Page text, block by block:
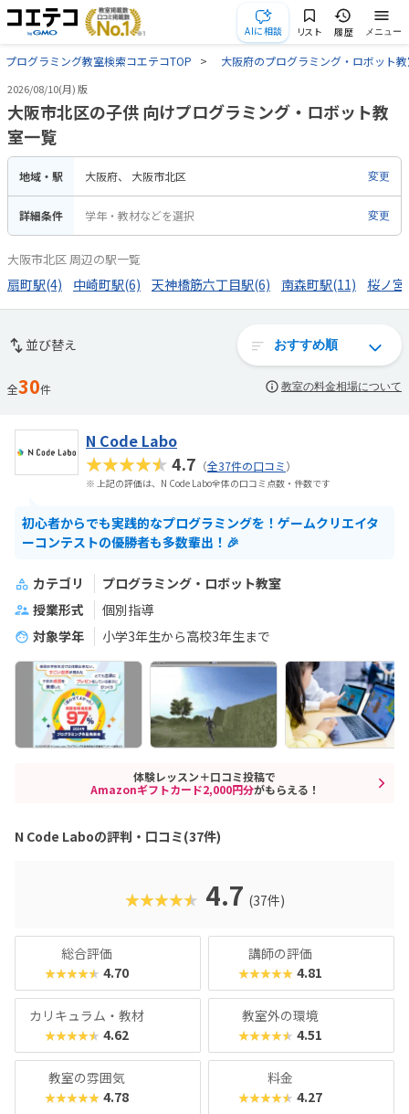
AIに相談 リスト 履歴 メニュー
プログラミング教室検索コエテコTOP 大阪府のプログラミング・ロボット
2026/08/10(月) 版
大阪市北区の子供 向けプログラミング・ロボット教
室一覧
地域・駅 大阪府 大阪市北区 変更
詳細条件 学年・教材などを選択 変更
大阪市北区 周辺の駅一覧
扇町駅(4) 中崎町駅(6) 天神橋筋六丁目駅(6) 南森町駅(11) 桜ノ
並び替え
全30件 教室の料金相場について
N Code Labo
★★★★★4.7 （全37件の口コミ）
※ 上記の評価は、N Code Labo全体の口コミ点数・件数です
初心者からでも実践的なプログラミングを！ゲームクリエイタ
ーコンテストの優勝者も多数輩出！🎉
カテゴリ
プログラミング・ロボット教室
授業形式
個別指導
対象学年
小学3年生から高校3年生まで
体験レッスン＋口コミ投稿で
Amazonギフトカード2,000円分がもらえる！
N Code Laboの評判・口コミ(37件)
★★★★★ 4.7 (37件)
総合評価
★★★★★ 4.70
講師の評価
★★★★★ 4.81
カリキュラム・教材
★★★★★ 4.62
教室外の環境
★★★★★ 4.51
教室の雰囲気
★★★★★ 4.78
料金
★★★★★ 4.27